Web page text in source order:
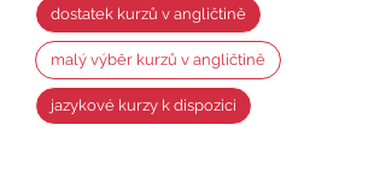
dostatek kurzů v angličtině
malý výběr kurzů v angličtině
jazykové kurzy k dispozici